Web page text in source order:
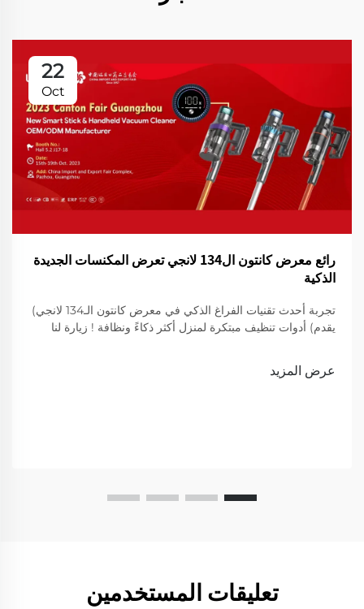
22
Oct
رائع معرض كانتون ال134 لانجي تعرض المكنسات الجديدة
الذكية
تجربة أحدث تقنيات الفراغ الذكي في معرض كانتون الـ134 لانجي)
يقدم) أدوات تنظيف مبتكرة لمنزل أكثر ذكاءً ونظافة ! زيارة لنا
عرض المزيد
تعليقات المستخدمين